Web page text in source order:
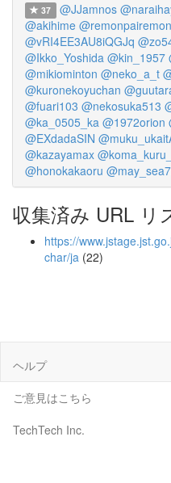
37 @JJamnos
@akihime @remonpairemon
@vRI4EE3AU8iQGJq
@Ikko_Yoshida @kin_1957
@mikiominton @neko_a_t
@kuronekoyuchan
@fuari103 @nekosuka513
@ka_0505_ka @1972orion
@EXdadaSIN
@kazayamax
@honokakaoru
収集済み URL リ
https://
char/ja (22)
ヘルプ
ご意見はこちら
TechTech Inc.